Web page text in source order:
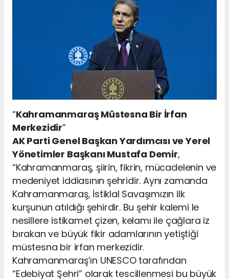
“Kahramanmaraş Müstesna Bir İrfan
Merkezidir”
AK Parti Genel Başkan Yardımcısı ve Yerel
Yönetimler Başkanı Mustafa Demir,
“Kahramanmaraş, şiirin, fikrin, mücadelenin ve
medeniyet iddiasının şehridir. Aynı zamanda
Kahramanmaraş, İstiklal Savaşımızın ilk
kurşunun atıldığı şehirdir. Bu şehir kalemi le
nesillere istikamet çizen, kelamı ile çağlara iz
bırakan ve büyük fikir adamlarının yetiştiği
müstesna bir irfan merkezidir.
Kahramanmaraş’ın UNESCO tarafından
“Edebiyat Şehri” olarak tescillenmesi bu büyük